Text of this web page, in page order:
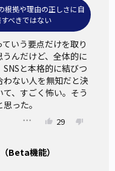
根拠や理由の正しさに自
べきではない
ていう要点だけを取り
んだけど、全体的に
と本格的に結びつ
ない人を無知だと決
、すごく怖い。そう
った。
29
Beta機能）